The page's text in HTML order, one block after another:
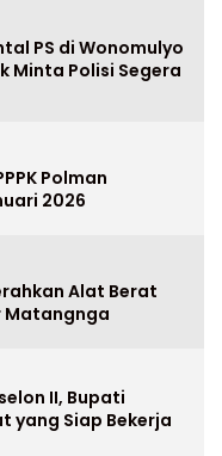
PS di Wonomulyo
Minta Polisi Segera
Polman
2026
Alat Berat
Matangnga
II, Bupati
yang Siap Bekerja